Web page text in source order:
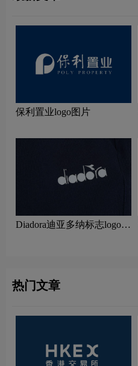
保利置业logo图片
Diadora迪亚多纳标志logo图
热门文章